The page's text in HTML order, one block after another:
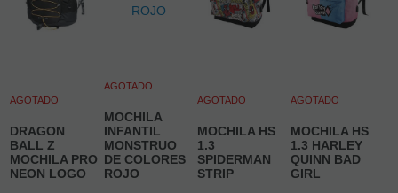
AGOTADO
DRAGON
BALL Z
MOCHILA PRO
NEON LOGO
AGOTADO
MOCHILA
INFANTIL
MONSTRUO
DE COLORES
ROJO
AGOTADO
MOCHILA HS
1.3
SPIDERMAN
STRIP
AGOTADO
MOCHILA HS
1.3 HARLEY
QUINN BAD
GIRL